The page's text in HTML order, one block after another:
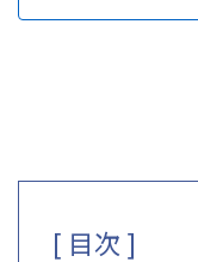
[ 目次 ]